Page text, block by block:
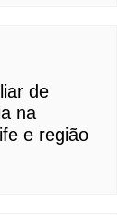
de
na
e região